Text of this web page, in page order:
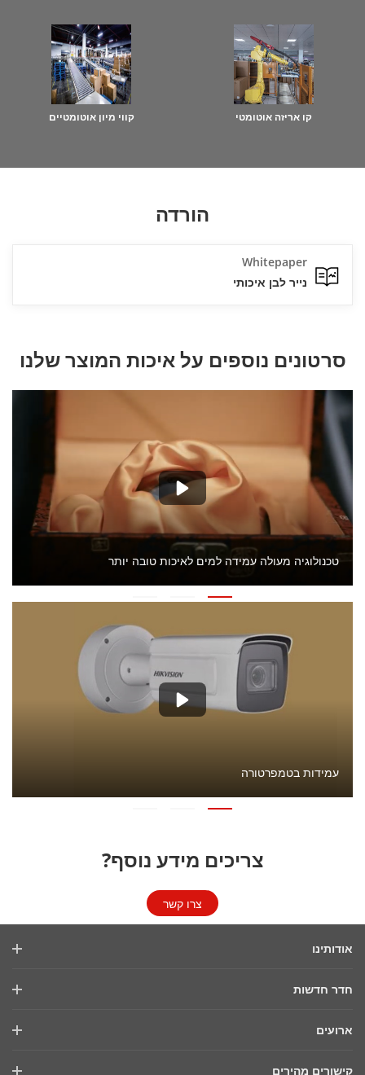
קו אריזה אוטומטי קווי מיון אוטומטיים
הורדה
Whitepaper
נייר לבן איכותי
סרטונים נוספים על איכות המוצר שלנו
טכנולוגיה מעולה עמידה למים לאיכות טובה יותר
עמידות בטמפרטורה
צריכים מידע נוסף?
צרו קשר
אודותינו
אבטחת סייבר
חדר חדשות
ארועים
קישורים מהירים